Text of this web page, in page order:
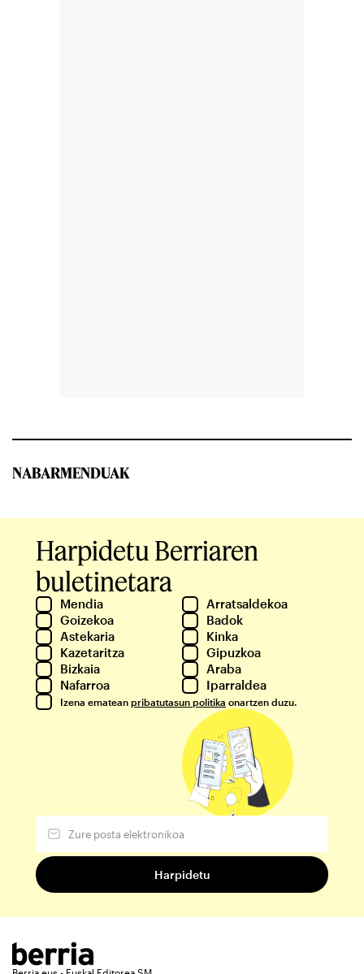
NABARMENDUAK
Harpidetu Berriaren
buletinetara
Mendia
Arratsaldekoa
Goizekoa
Badok
Astekaria
Kinka
Kazetaritza
Gipuzkoa
Bizkaia
Araba
Nafarroa
Iparraldea
Izena ematean pribatutasun politika onartzen duzu.